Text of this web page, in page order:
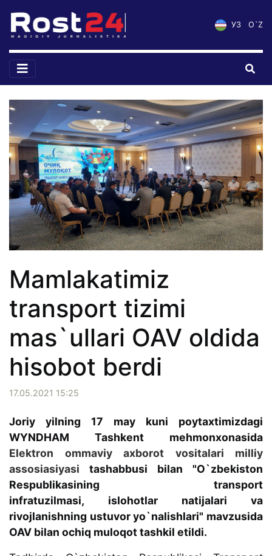
УЗ O`Z
Mamlakatimiz
transport tizimi
mas`ullari OAV oldida
hisobot berdi
17.05.2021 15:25
Joriy yilning 17 may kuni poytaxtimizdagi
WYNDHAM Tashkent mehmonxonasida
Elektron ommaviy axborot vositalari milliy
assosiasiyasi tashabbusi bilan "O`zbekiston
Respublikasining transport
infratuzilmasi, islohotlar natijalari va
rivojlanishning ustuvor yo`nalishlari" mavzusida
OAV bilan ochiq muloqot tashkil etildi.